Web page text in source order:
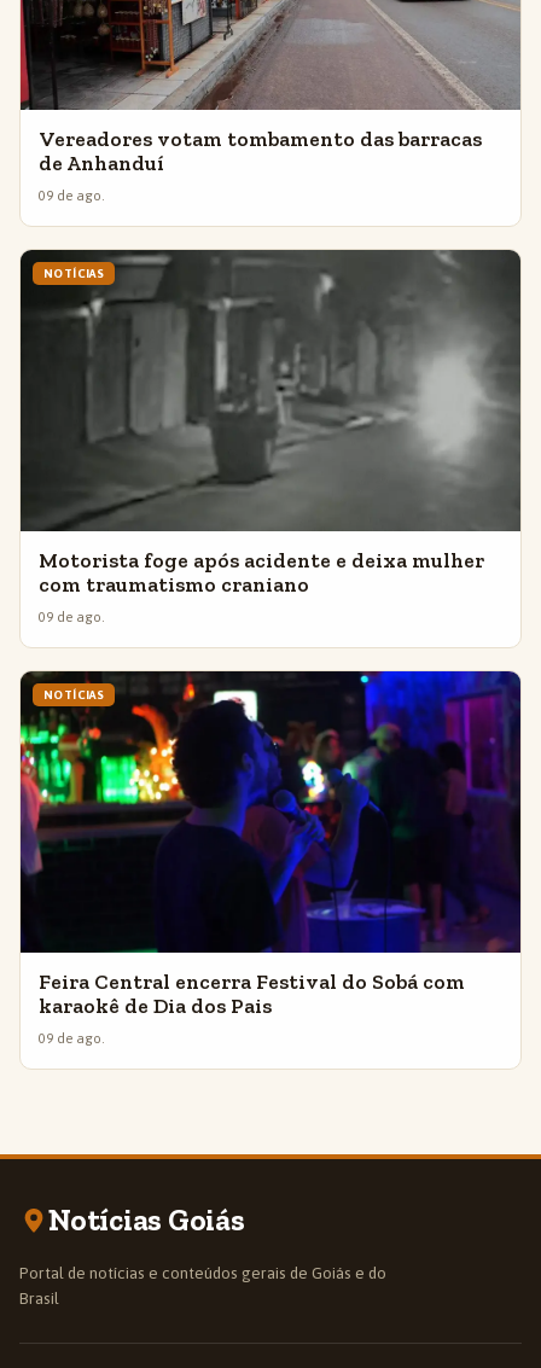
Vereadores votam tombamento das barracas
de Anhanduí
09 de ago.
NOTÍCIAS
Motorista foge após acidente e deixa mulher
com traumatismo craniano
09 de ago.
NOTÍCIAS
Feira Central encerra Festival do Sobá com
karaokê de Dia dos Pais
09 de ago.
Notícias Goiás
Portal de notícias e conteúdos gerais de Goiás e do
Brasil